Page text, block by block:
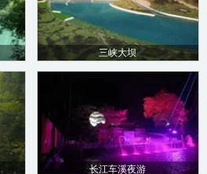
三峡大坝
长江车溪夜游